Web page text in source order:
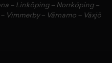
– Linköping– Norrköping–
– Vimmerby– Värnamo – Växjö